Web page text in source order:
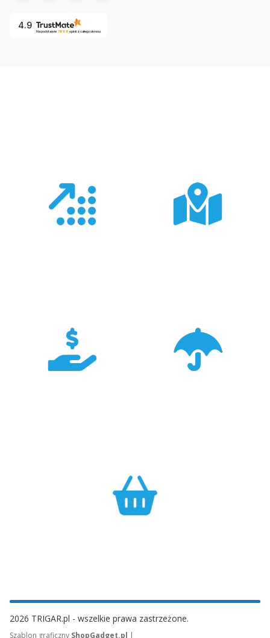
4.9
Na podstawie 7868 opinii z całego okresu
2026 TRIGAR.pl - wszelkie prawa zastrzeżone.
Szablon graficzny ShopGadget.pl |